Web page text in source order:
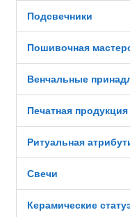
Подсвечники
Пошивочная
Венчальные
Печатная продукция
Ритуальная
Свечи
Керамические